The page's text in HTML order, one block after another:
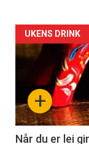
Forsiden
akkurat
nå
-
2
+
UKENS DRINK
Når du er lei